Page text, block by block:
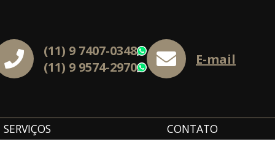
(11) 9 7407-0348 WhatsApp
(11) 9 9574-2970 WhatsApp
E-mail
SERVIÇOS CONTATO